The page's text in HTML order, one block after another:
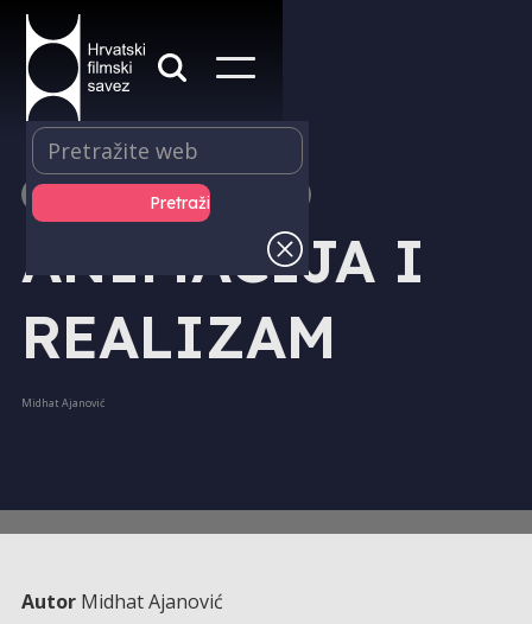
IZDAVAŠTVO - KNJIGE
ANIMACIJA I
REALIZAM
Midhat Ajanović
Autor Midhat Ajanović